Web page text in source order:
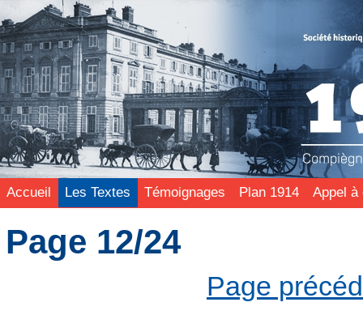
Accueil Les Textes Témoignages Plan 1914 Appel à
Page 12/24
Page